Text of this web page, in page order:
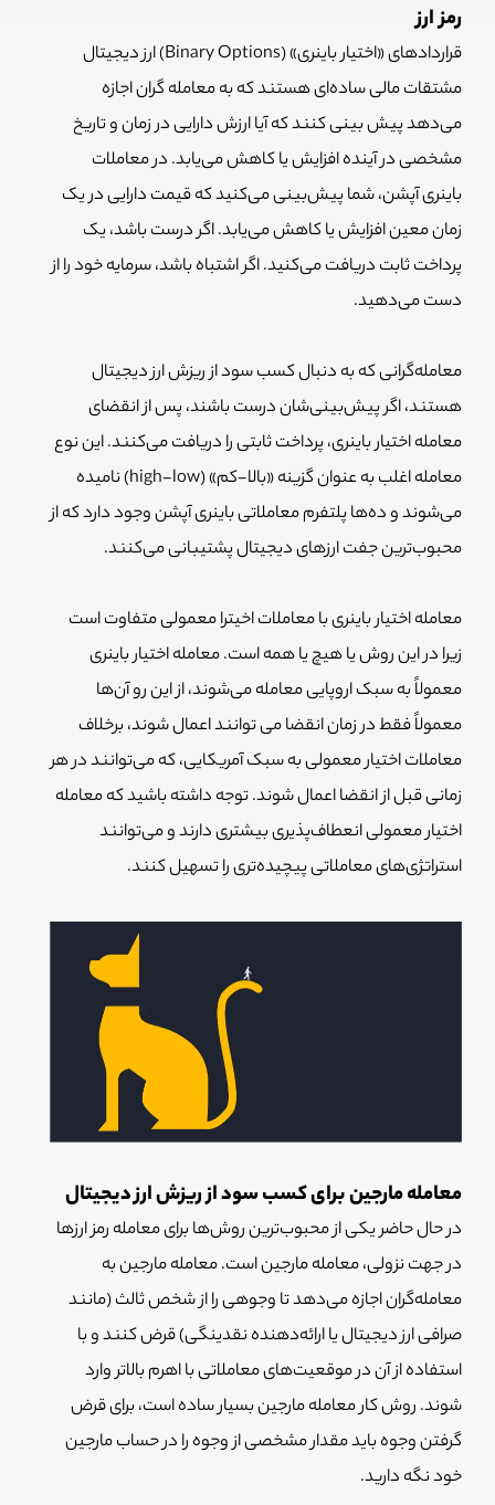
رمز ارز
قراردادهای «اختیار باینری» (Binary Options) ارز دیجیتال
مشتقات مالی ساده‌ای هستند که به معامله گران اجازه
می‌دهد پیش بینی کنند که آیا ارزش دارایی در زمان و تاریخ
مشخصی در آینده افزایش یا کاهش می‌یابد. در معاملات
باینری آپشن، شما پیش‌بینی می‌کنید که قیمت دارایی در یک
زمان معین افزایش یا کاهش می‌یابد. اگر درست باشد، یک
پرداخت ثابت دریافت می‌کنید. اگر اشتباه باشد، سرمایه خود را از
دست می‌دهید.
معامله‌گرانی که به دنبال کسب سود از ریزش ارز دیجیتال
هستند، اگر پیش‌بینی‌شان درست باشند، پس از انقضای
معامله اختیار باینری، پرداخت ثابتی را دریافت می‌کنند. این نوع
معامله اغلب به عنوان گزینه «بالا-کم» (high-low) نامیده
می‌شوند و ده‌ها پلتفرم معاملاتی باینری آپشن وجود دارد که از
محبوب‌ترین جفت ارزهای دیجیتال پشتیبانی می‌کنند.
معامله اختیار باینری با معاملات اخیترا معمولی متفاوت است
زیرا در این روش یا هیچ یا همه است. معامله اختیار باینری
معمولاً به سبک اروپایی معامله می‌شوند، از این رو آن‌ها
معمولاً فقط در زمان انقضا می توانند اعمال شوند، برخلاف
معاملات اختیار معمولی به سبک آمریکایی، که می‌توانند در هر
زمانی قبل از انقضا اعمال شوند. توجه داشته باشید که معامله
اختیار معمولی انعطاف‌پذیری بیشتری دارند و می‌توانند
استراتژی‌های معاملاتی پیچیده‌تری را تسهیل کنند.
معامله مارجین برای کسب سود از ریزش ارز دیجیتال
در حال حاضر یکی از محبوب‌ترین روش‌ها برای معامله رمز ارزها
در جهت نزولی، معامله مارجین است. معامله مارجین به
معامله‌گران اجازه می‌دهد تا وجوهی را از شخص ثالث (مانند
صرافی ارز دیجیتال یا ارائه‌دهنده نقدینگی) قرض کنند و با
استفاده از آن در موقعیت‌های معاملاتی با اهرم بالاتر وارد
شوند. روش کار معامله مارجین بسیار ساده است، برای قرض
گرفتن وجوه باید مقدار مشخصی از وجوه را در حساب مارجین
خود نگه دارید.